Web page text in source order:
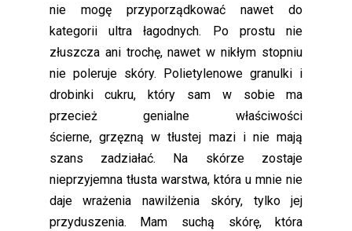
nie mogę przyporządkować nawet do
kategorii ultra łagodnych. Po prostu nie
złuszcza ani trochę, nawet w nikłym stopniu
nie poleruje skóry. Polietylenowe granulki i
drobinki cukru, który sam w sobie ma
przecież genialne właściwości
ścierne, grzęzną w tłustej mazi i nie mają
szans zadziałać. Na skórze zostaje
nieprzyjemna tłusta warstwa, która u mnie nie
daje wrażenia nawilżenia skóry, tylko jej
przyduszenia. Mam suchą skórę, która